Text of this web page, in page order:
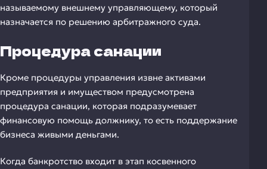
называемому внешнему управляющему, который
назначается по решению арбитражного суда.
Процедура санации
Кроме процедуры управления извне активами
предприятия и имуществом предусмотрена
процедура санации, которая подразумевает
финансовую помощь должнику, то есть поддержание
бизнеса живыми деньгами.
Когда банкротство входит в этап косвенного